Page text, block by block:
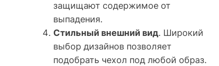
защищают содержимое от
выпадения.
Стильный внешний вид. Широкий
выбор дизайнов позволяет
подобрать чехол под любой образ.